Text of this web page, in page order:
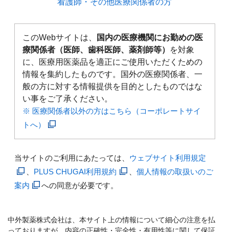
このWebサイトは、
国内の医療機関にお勤めの医
療関係者（医師、歯科医師、薬剤師等）
を対象
に、医療用医薬品を適正にご使用いただくための
情報を集約したものです。国外の医療関係者、一
般の方に対する情報提供を目的としたものではな
い事をご了承ください。
※ 医療関係者以外の方はこちら（コーポレートサイ
トへ）
当サイトのご利用にあたっては、 ウェブサイト利用規定
PLUS CHUGAI利用規約
個人情報の取扱いのご
案内
への同意が必要です。
中外製薬株式会社は、本サイト上の情報について細心の注意を払
っておりますが、内容の正確性・完全性・有用性等に関して保証